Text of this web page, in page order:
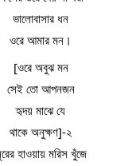
ভালোবাসার ধন
ওরে আমার মন।
[ওরে অবুঝ মন
সেই তো আপনজন
হৃদয় মাঝে যে
থাকে অনুক্ষণ]-২
হাওয়ায় মরিস খুঁজে